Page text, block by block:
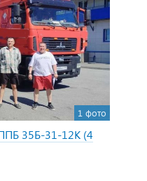
1 фото
35Б-31-12К (4